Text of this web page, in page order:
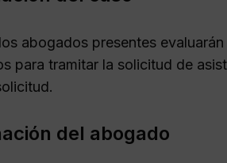
abogados presentes
para tramitar la solicitud de
del abogado